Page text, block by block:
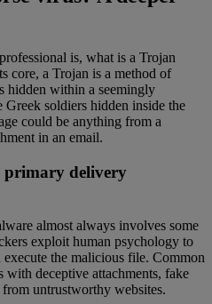
is, what is a Trojan
core, a Trojan is a method of
hidden within a seemingly
Greek soldiers hidden inside the
could be anything from a
in an email.
primary delivery
almost always involves some
exploit human psychology to
the malicious file. Common
with deceptive attachments, fake
untrustworthy websites.